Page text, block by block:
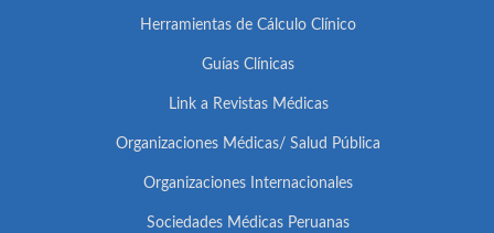
Herramientas de Cálculo Clínico
Guías Clínicas
Link a Revistas Médicas
Organizaciones Médicas/ Salud Pública
Organizaciones Internacionales
Sociedades Médicas Peruanas